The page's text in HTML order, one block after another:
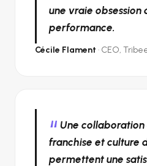
une vraie obsession
performance.
Cécile Flament · CEO,
Une collaboration
franchise et culture
permettent une